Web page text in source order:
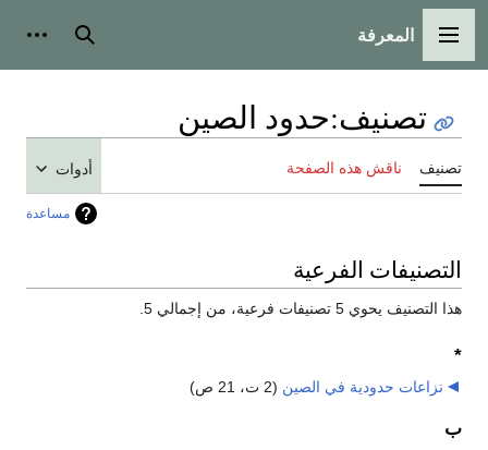
القائمة الرئيسية
المعرفة بحث
تصنيف:حدود الصين
تصنيف ناقش هذه الصفحة أدوات
مساعدة
التصنيفات الفرعية
هذا التصنيف يحوي 5 تصنيفات فرعية، من إجمالي 5.
*
نزاعات حدودية في الصين (2 ت، 21 ص)
ب